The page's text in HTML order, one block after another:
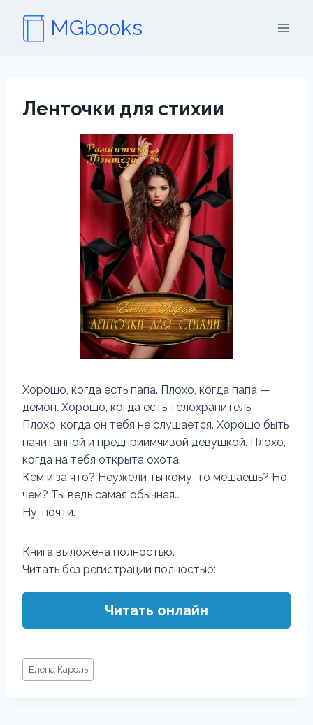
содержимому
MGbooks
Ленточки для стихии
Хорошо, когда есть папа. Плохо, когда папа —
демон. Хорошо, когда есть телохранитель.
Плохо, когда он тебя не слушается. Хорошо быть
начитанной и предприимчивой девушкой. Плохо,
когда на тебя открыта охота.
Кем и за что? Неужели ты кому-то мешаешь? Но
чем? Ты ведь самая обычная…
Ну, почти.
Книга выложена полностью.
Читать без регистрации полностью:
Читать онлайн
Метки
записи:
Елена Кароль